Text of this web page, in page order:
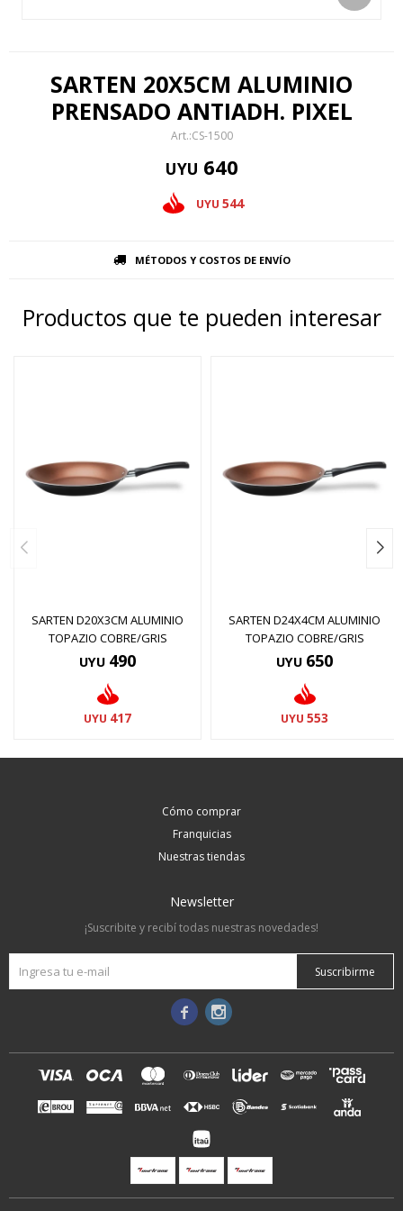
SARTEN 20X5CM ALUMINIO
PRENSADO ANTIADH. PIXEL
CS-1500
UYU 640
UYU 544
MÉTODOS Y COSTOS DE ENVÍO
Productos que te pueden interesar
SARTEN D20X3CM ALUMINIO
TOPAZIO COBRE/GRIS
UYU 490
UYU 417
SARTEN D24X4CM ALUMINIO
TOPAZIO COBRE/GRIS
UYU 650
UYU 553
Cómo comprar
Franquicias
Nuestras tiendas
Newsletter
¡Suscribite y recibí todas nuestras novedades!
Suscribirme
 